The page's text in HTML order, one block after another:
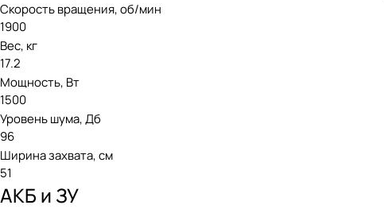
Скорость вращения, об/мин
1900
Вес, кг
17.2
Мощность, Вт
1500
Уровень шума, Дб
96
Ширина захвата, см
51
АКБ и ЗУ